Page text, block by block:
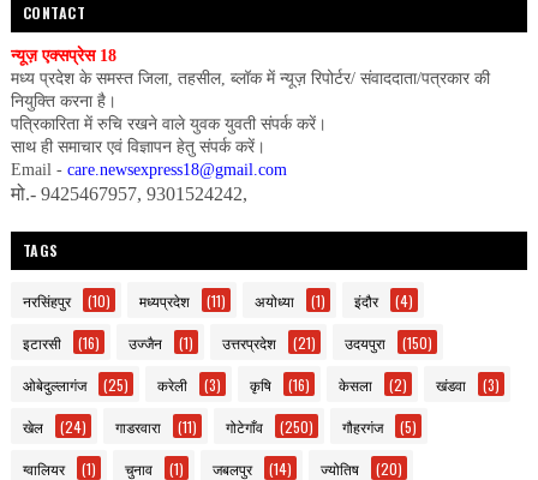
CONTACT
न्यूज़ एक्सप्रेस 18
मध्य प्रदेश के समस्त जिला, तहसील, ब्लॉक में न्यूज़ रिपोर्टर/ संवाददाता/पत्रकार की
नियुक्ति करना है।
पत्रिकारिता में रुचि रखने वाले युवक युवती संपर्क करें।
साथ ही समाचार एवं विज्ञापन हेतु संपर्क करें।
Email - care.newsexpress18@gmail.com
मो.- 9425467957, 9301524242,
TAGS
नरसिंहपुर (10) मध्यप्रदेश (11) अयोध्या (1) इंदौर (4)
इटारसी (16) उज्जैन (1) उत्तरप्रदेश (21) उदयपुरा (150)
ओबेदुल्लागंज (25) करेली (3) कृषि (16) केसला (2) खंडवा (3)
खेल (24) गाडरवारा (11) गोटेगाँव (250) गौहरगंज (5)
ग्वालियर (1) चुनाव (1) जबलपुर (14) ज्योतिष (20)